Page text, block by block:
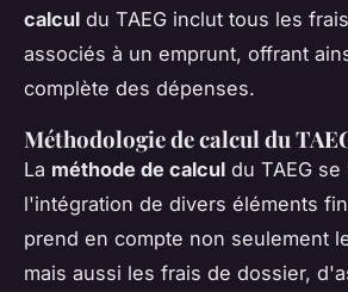
calcul du TAEG inclut tous les
associés à un emprunt, offrant
complète des dépenses.
Méthodologie de calcul du
La méthode de calcul du TAEG
l'intégration de divers éléments
prend en compte non seulement
mais aussi les frais de dossier,